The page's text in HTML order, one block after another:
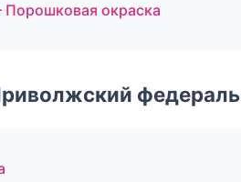
окраска